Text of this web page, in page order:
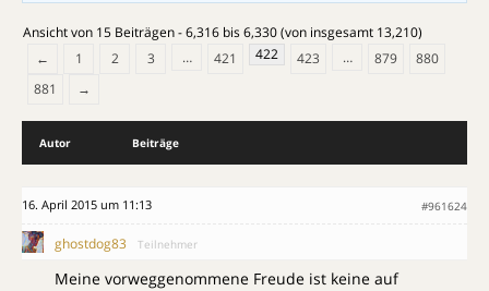
Ansicht von 15 Beiträgen - 6,316 bis 6,330 (von insgesamt 13,210)
←
1 2 3 … 421 422 423 … 879
880
881
→
Autor Beiträge
16. April 2015 um 11:13 #961624
ghostdog83 Teilnehmer
Meine vorweggenommene Freude ist keine auf